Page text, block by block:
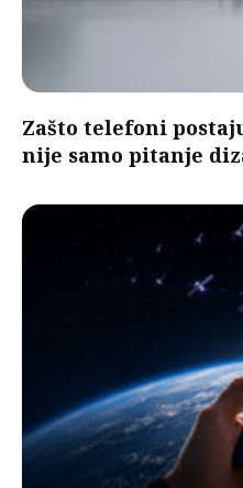
Zašto telefoni
nije samo pitanje